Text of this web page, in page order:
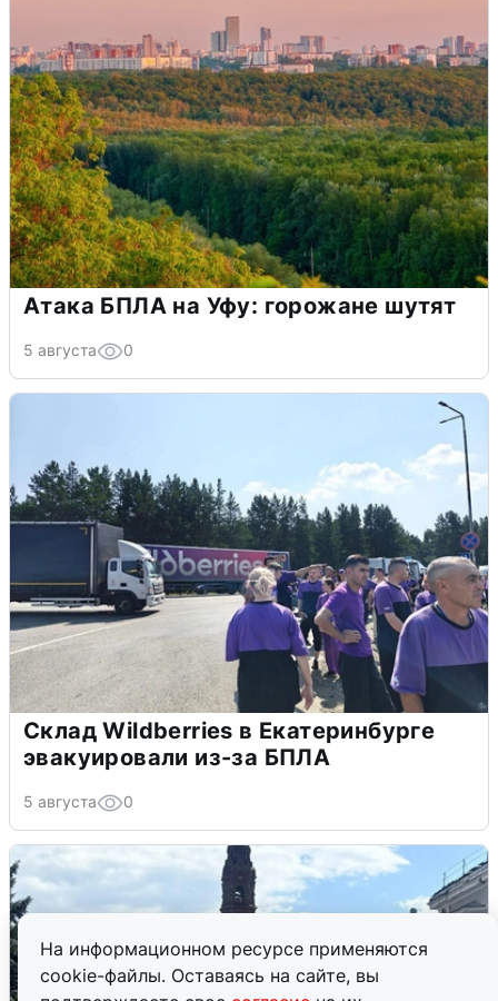
На информационном ресурсе применяются
cookie-файлы. Оставаясь на сайте, вы
Атака БПЛА на Уфу: горожане шутят
5 августа 0
Склад Wildberries в Екатеринбурге
эвакуировали из-за БПЛА
5 августа 0